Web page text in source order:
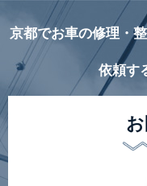
京都でお車の修理・
依頼す